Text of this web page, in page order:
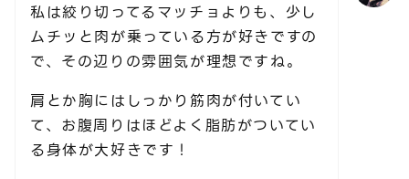
私は絞り切ってるマッチョよりも、少し
ムチッと肉が乗っている方が好きですの
で、その辺りの雰囲気が理想ですね。
肩とか胸にはしっかり筋肉が付いてい
て、お腹周りはほどよく脂肪がついてい
る身体が大好きです！